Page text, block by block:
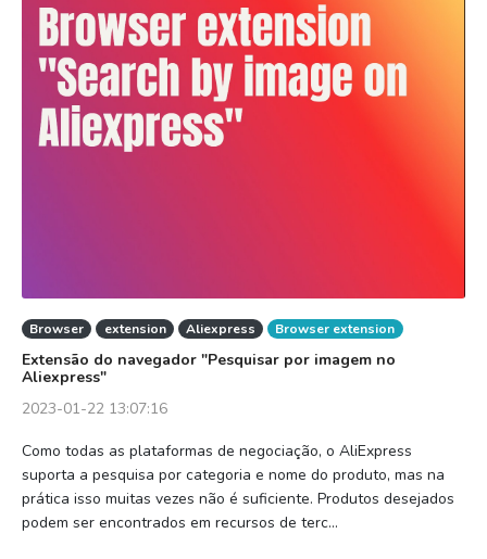
Browser extension Aliexpress Browser extension
Extensão do navegador "Pesquisar por imagem no
Aliexpress"
2023-01-22 13:07:16
Como todas as plataformas de negociação, o AliExpress
suporta a pesquisa por categoria e nome do produto, mas na
prática isso muitas vezes não é suficiente. Produtos desejados
podem ser encontrados em recursos de terc...